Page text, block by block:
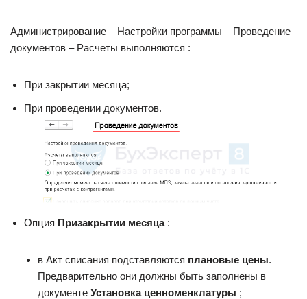
Администрирование – Настройки программы – Проведение
документов – Расчеты выполняются :
При закрытии месяца;
При проведении документов.
Опция Призакрытии месяца:
в Акт списания подставляются плановые цены.
Предварительно они должны быть заполнены в
документе Установка ценноменклатуры ;